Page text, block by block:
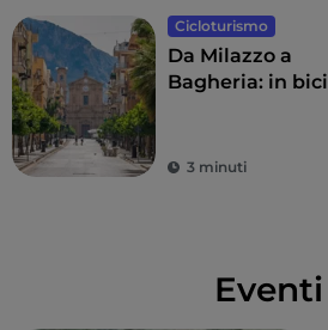
Cicloturismo
Da Milazzo a
Bagheria: in bici
Sicilia
3 minuti
Eventi